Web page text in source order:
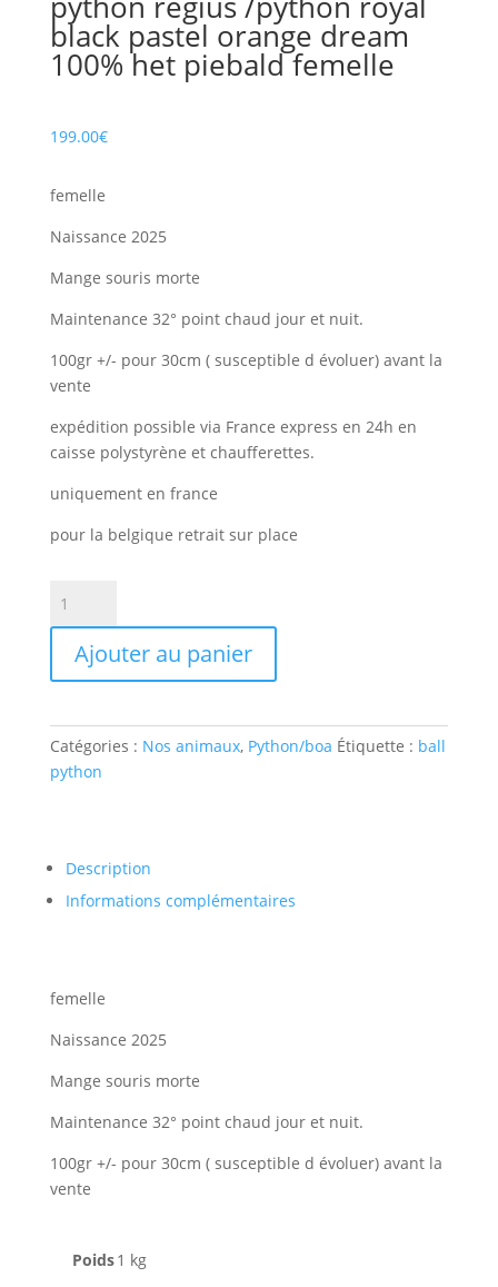
black pastel orange dream
100% het piebald femelle
199.00€
femelle
Naissance 2025
Mange souris morte
Maintenance 32° point chaud jour et nuit.
100gr +/- pour 30cm ( susceptible d évoluer) avant la
vente
expédition possible via France express en 24h en
caisse polystyrène et chaufferettes.
uniquement en france
pour la belgique retrait sur place
python
regius
royal
black
pastel
het
piebald
Ajouter au panier
Catégories : Nos animaux, Python/boa Étiquette : ball
python
Description
Informations complémentaires
femelle
Naissance 2025
Mange souris morte
Maintenance 32° point chaud jour et nuit.
100gr +/- pour 30cm ( susceptible d évoluer) avant la
vente
Poids1 kg